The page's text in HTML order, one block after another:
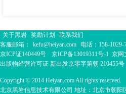
关于黑岩 奖励计划
联系我们
客服邮箱：
kefu@heiyan.com 电话：158-1029-
京ICP证140449号
京ICP备13019311号-1 京网
出版物经营许可证 新出发京零字第朝 210455号
Copyright © 2014 Heiyan.com All rights reserved.
北京黑岩信息技术有限公司 地址：北京市朝阳